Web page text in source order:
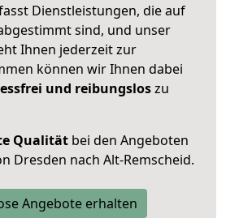
Dienstleistungen, die auf
sind, und unser
Ihnen jederzeit zur
können wir Ihnen dabei
und reibungsloszu
Qualität bei den Angeboten
Dresden nach Alt-Remscheid.
Angebote erhalten